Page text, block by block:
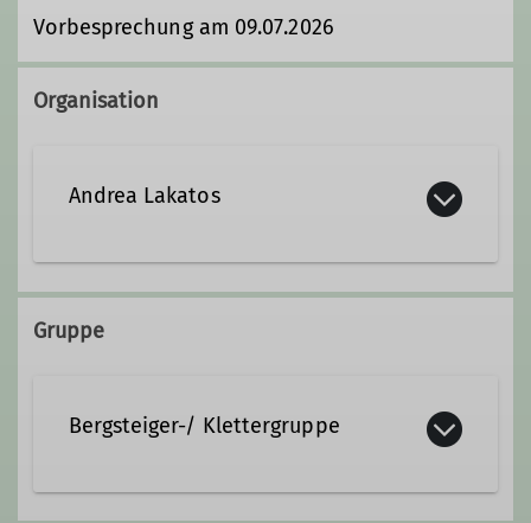
Vorbesprechung am 09.07.2026
Organisation
Andrea Lakatos
0173-2913138
Trainerin C Bergsteigen
Gruppe
Bergsteiger-/ Klettergruppe